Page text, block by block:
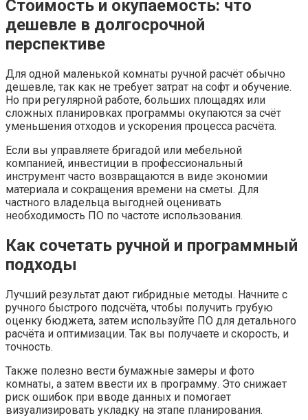
Стоимость и окупаемость: что
дешевле в долгосрочной
перспективе
Для одной маленькой комнаты ручной расчёт обычно
дешевле, так как не требует затрат на софт и обучение.
Но при регулярной работе, больших площадях или
сложных планировках программы окупаются за счёт
уменьшения отходов и ускорения процесса расчёта.
Если вы управляете бригадой или мебельной
компанией, инвестиции в профессиональный
инструмент часто возвращаются в виде экономии
материала и сокращения времени на сметы. Для
частного владельца выгодней оценивать
необходимость ПО по частоте использования.
Как сочетать ручной и программный
подходы
Лучший результат дают гибридные методы. Начните с
ручного быстрого подсчёта, чтобы получить грубую
оценку бюджета, затем используйте ПО для детального
расчёта и оптимизации. Так вы получаете и скорость, и
точность.
Также полезно вести бумажные замеры и фото
комнаты, а затем ввести их в программу. Это снижает
риск ошибок при вводе данных и помогает
визуализировать укладку на этапе планирования.